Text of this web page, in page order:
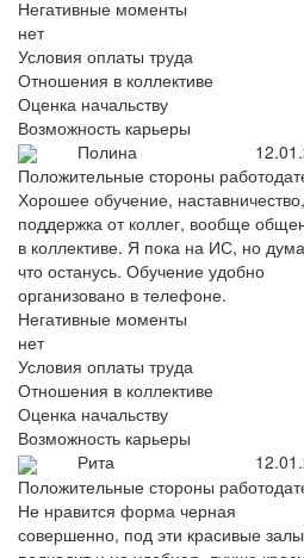
Негативные моменты
нет
Условия оплаты труда
Отношения в коллективе
Оценка начальству
Возможность карьеры
Полина
Положительные стороны
Хорошее обучение, наставничество,
поддержка от коллег, вообще
в коллективе. Я пока на ИС, но
что останусь. Обучение удобно
организовано в телефоне.
Негативные моменты
нет
Условия оплаты труда
Отношения в коллективе
Оценка начальству
Возможность карьеры
Рита
Положительные стороны
Не нравится форма черная
совершенно, под эти красивые